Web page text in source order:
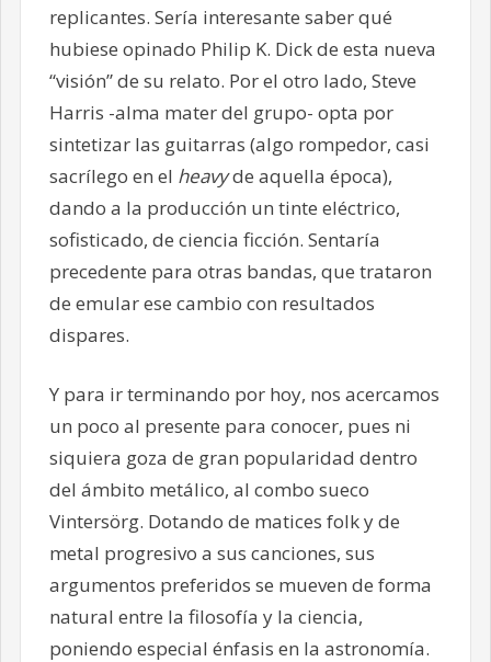
replicantes. Sería interesante saber qué
hubiese opinado Philip K. Dick de esta nueva
“visión” de su relato. Por el otro lado, Steve
Harris -alma mater del grupo- opta por
sintetizar las guitarras (algo rompedor, casi
sacrílego en el heavyde aquella época),
dando a la producción un tinte eléctrico,
sofisticado, de ciencia ficción. Sentaría
precedente para otras bandas, que trataron
de emular ese cambio con resultados
dispares.
Y para ir terminando por hoy, nos acercamos
un poco al presente para conocer, pues ni
siquiera goza de gran popularidad dentro
del ámbito metálico, al combo sueco
Vintersörg. Dotando de matices folk y de
metal progresivo a sus canciones, sus
argumentos preferidos se mueven de forma
natural entre la filosofía y la ciencia,
poniendo especial énfasis en la astronomía.